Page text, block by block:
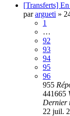
[Transferts]
parargueti »
1
…
92
93
94
95
96
955
441665
Dernier
22 juil.